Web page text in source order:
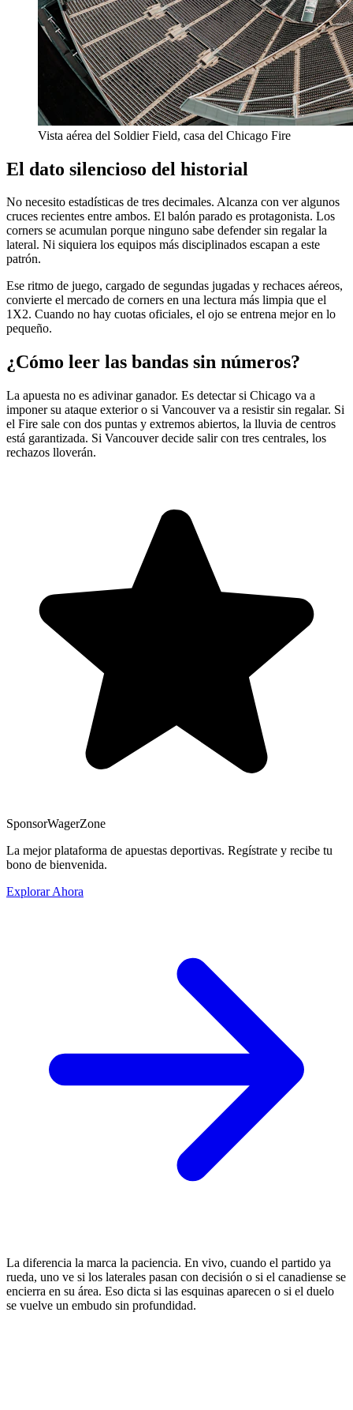
Vista aérea del Soldier Field, casa del Chicago Fire
El dato silencioso del historial
No necesito estadísticas de tres decimales. Alcanza con ver algunos
cruces recientes entre ambos. El balón parado es protagonista. Los
corners se acumulan porque ninguno sabe defender sin regalar la
lateral. Ni siquiera los equipos más disciplinados escapan a este
patrón.
Ese ritmo de juego, cargado de segundas jugadas y rechaces aéreos,
convierte el mercado de corners en una lectura más limpia que el
1X2. Cuando no hay cuotas oficiales, el ojo se entrena mejor en lo
pequeño.
¿Cómo leer las bandas sin números?
La apuesta no es adivinar ganador. Es detectar si Chicago va a
imponer su ataque exterior o si Vancouver va a resistir sin regalar. Si
el Fire sale con dos puntas y extremos abiertos, la lluvia de centros
está garantizada. Si Vancouver decide salir con tres centrales, los
rechazos lloverán.
SponsorWagerZone
La mejor plataforma de apuestas deportivas. Regístrate y recibe tu
bono de bienvenida.
Explorar Ahora
La diferencia la marca la paciencia. En vivo, cuando el partido ya
rueda, uno ve si los laterales pasan con decisión o si el canadiense se
encierra en su área. Eso dicta si las esquinas aparecen o si el duelo
se vuelve un embudo sin profundidad.